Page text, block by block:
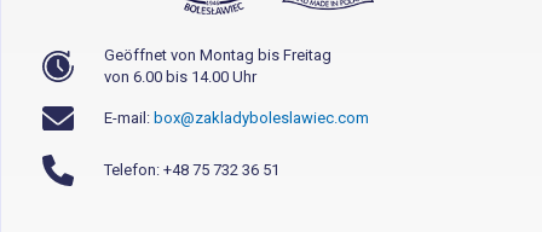
Geöffnet von Montag bis Freitag
von 6.00 bis 14.00 Uhr
E-mail: box@zakladyboleslawiec.com
Telefon: +48 75 732 36 51